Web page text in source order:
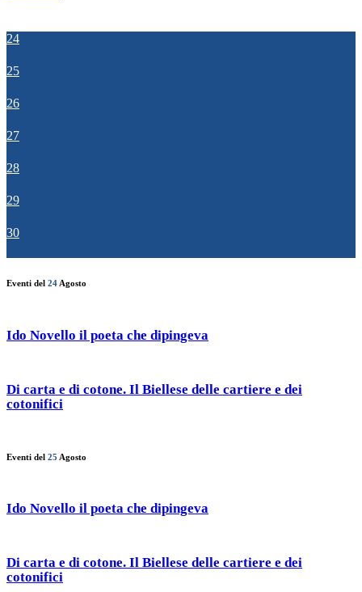
24
25
26
27
28
29
30
Eventi del 24 Agosto
Ido Novello il poeta che dipingeva
Di carta e di cotone. Il Biellese delle cartiere e dei
cotonifici
Eventi del 25 Agosto
Ido Novello il poeta che dipingeva
Di carta e di cotone. Il Biellese delle cartiere e dei
cotonifici